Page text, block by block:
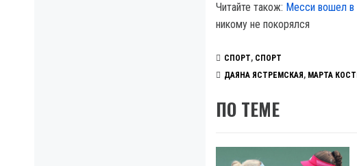
Читайте також: Месси вошел
никому не покорялся
СПОРТ, СПОРТ
ДАЯНА ЯСТРЕМСКАЯ , МАРТА
ПО ТЕМЕ